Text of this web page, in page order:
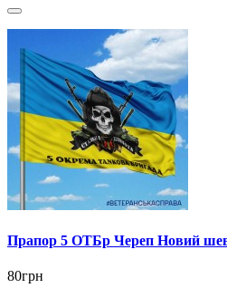
Прапор 5 ОТБр Череп Новий
80грн